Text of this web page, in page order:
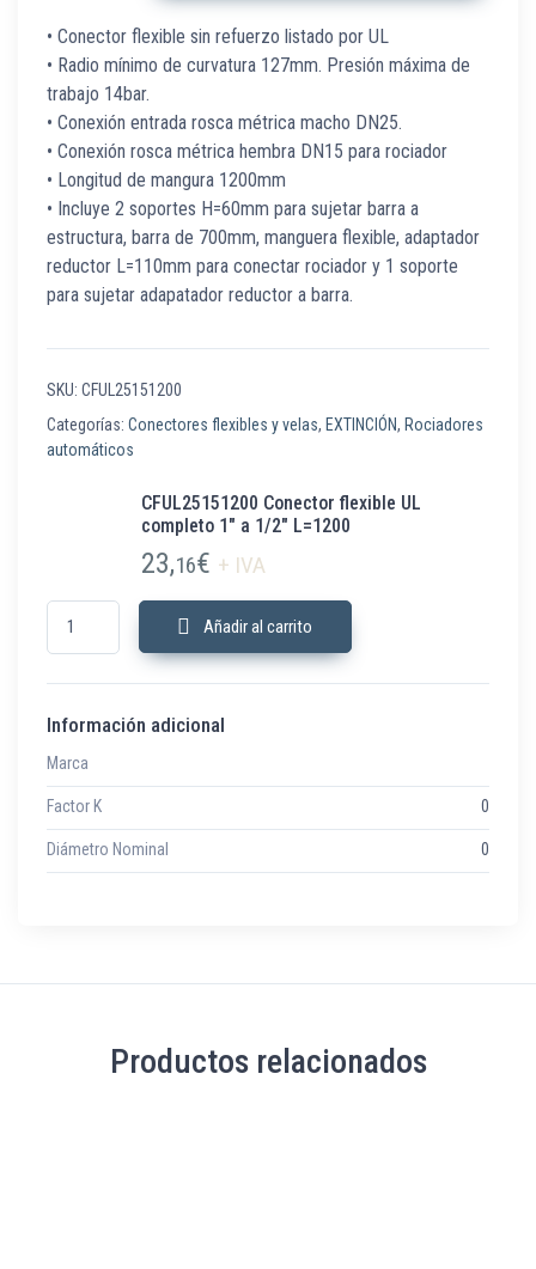
• Conector flexible sin refuerzo listado por UL
• Radio mínimo de curvatura 127mm. Presión máxima de
trabajo 14bar.
• Conexión entrada rosca métrica macho DN25.
• Conexión rosca métrica hembra DN15 para rociador
• Longitud de mangura 1200mm
• Incluye 2 soportes H=60mm para sujetar barra a
estructura, barra de 700mm, manguera flexible, adaptador
reductor L=110mm para conectar rociador y 1 soporte
para sujetar adapatador reductor a barra.
SKU: CFUL25151200
Categorías: Conectores flexibles y velas, EXTINCIÓN, Rociadores
automáticos
CFUL25151200 Conector flexible UL
completo 1″ a 1/2″ L=1200
23,16€ + IVA
CFUL25151200 Conector flexible UL completo 1" a 1/2" L=1200 cantidad
Añadir al carrito
Información adicional
Marca
Factor K 0
Diámetro Nominal 0
Productos relacionados